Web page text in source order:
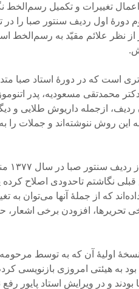
اعمال تغییرات و تکمیل
دورۀ اول ردیف سنتور صبا را در
از نظر علائم مقیّد به رسم‌الخط
که در دورۀ استاد صبا
محمدتقی مسعودیه، پدر
ردیف، ازجمله داریوش طلایی و
به این روش ننوشته‌اند و جملات
نگاشتم تاحدودی اصلاح کرده‌
که از جملۀ آنها می‌توان به
تحریرها، افزودن برخی
اولیۀ آن که به توسط
به هیئتی امروزی بازنویسی
و در ویرایش استاد پایور